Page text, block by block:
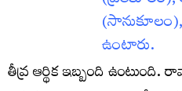
ఉంటారు.
తీవ్ర ఆర్థిక ఇబ్బంది